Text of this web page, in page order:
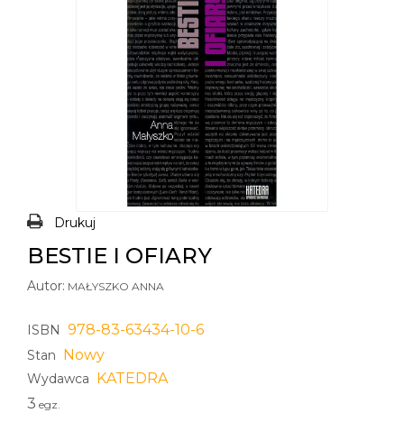
Drukuj
BESTIE I OFIARY
Autor: MAŁYSZKO ANNA
ISBN 978-83-63434-10-6
Stan Nowy
Wydawca KATEDRA
3 egz.